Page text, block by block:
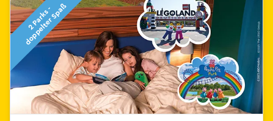
2
P
a
r
k
s
-
d
o
p
p
e
l
t
e
r
S
p
a
ß